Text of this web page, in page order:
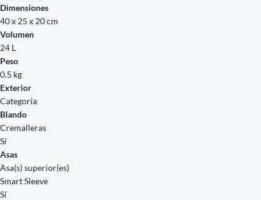
Dimensiones
40 x 25 x 20 cm
Volumen
24 L
Peso
0.5 kg
Exterior
Categoría
Blando
Cremalleras
Sí
Asas
Asa(s) superior(es)
Smart Sleeve
Sí